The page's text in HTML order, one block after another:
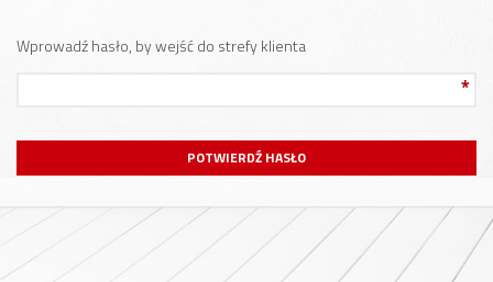
Wprowadź hasło, by wejść do strefy klienta
POTWIERDŹ HASŁO